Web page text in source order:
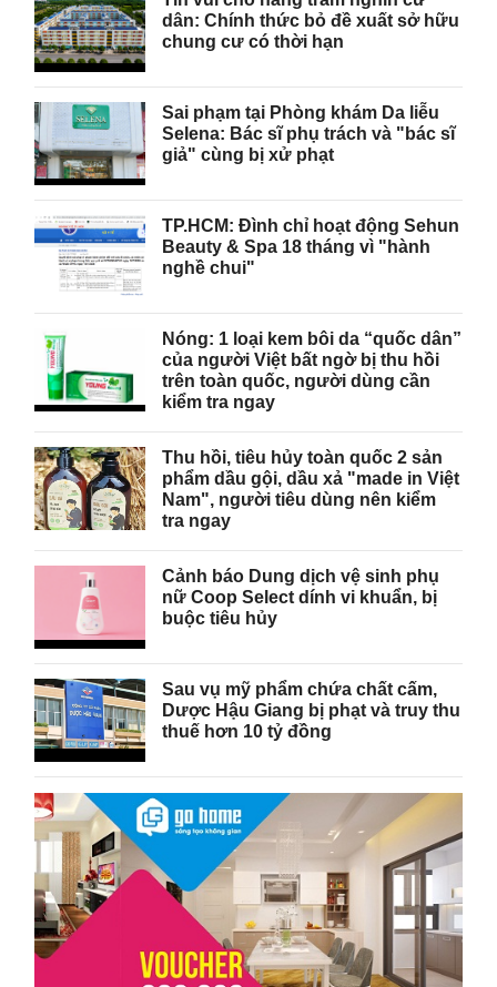
dân: Chính thức bỏ đề xuất sở hữu
chung cư có thời hạn
Sai phạm tại Phòng khám Da liễu
Selena: Bác sĩ phụ trách và "bác sĩ
giả" cùng bị xử phạt
TP.HCM: Đình chỉ hoạt động Sehun
Beauty & Spa 18 tháng vì "hành
nghề chui"
Nóng: 1 loại kem bôi da “quốc dân”
của người Việt bất ngờ bị thu hồi
trên toàn quốc, người dùng cần
kiểm tra ngay
Thu hồi, tiêu hủy toàn quốc 2 sản
phẩm dầu gội, dầu xả "made in Việt
Nam", người tiêu dùng nên kiểm
tra ngay
Cảnh báo Dung dịch vệ sinh phụ
nữ Coop Select dính vi khuẩn, bị
buộc tiêu hủy
Sau vụ mỹ phẩm chứa chất cấm,
Dược Hậu Giang bị phạt và truy thu
thuế hơn 10 tỷ đồng